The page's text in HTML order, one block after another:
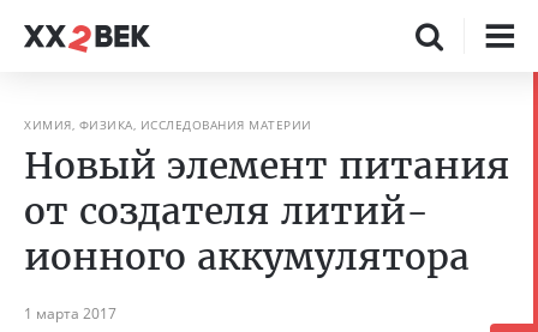
ХИМИЯ, ФИЗИКА, ИССЛЕДОВАНИЯ МАТЕРИИ
Новый элемент питания
от создателя литий-
ионного аккумулятора
1 марта 2017